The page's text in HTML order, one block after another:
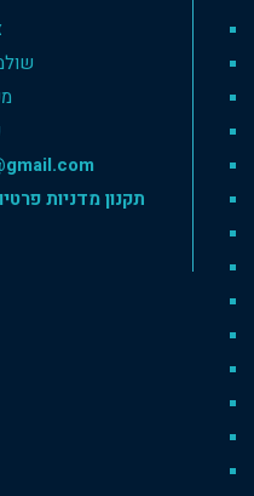
תקנון מדניות